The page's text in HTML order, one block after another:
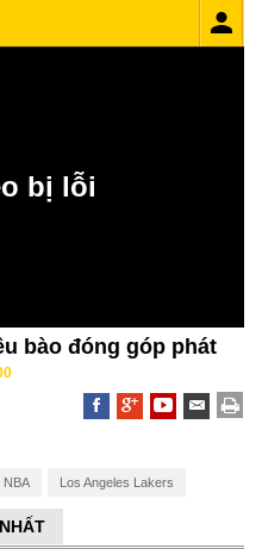
bào đóng góp phát
NBA Los Angeles Lakers